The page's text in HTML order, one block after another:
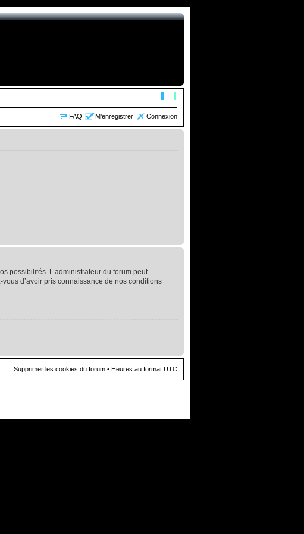
FAQ M’enregistrer Connexion
possibilités. L’administrateur du forum peut
d’avoir pris connaissance de nos conditions
Supprimer les cookies du forum • Heures au format UTC